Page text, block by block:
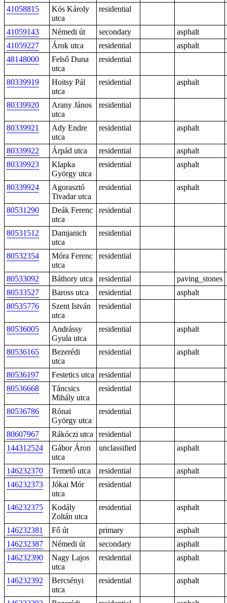
41058815
Kós Károly
utca
residential
41059143 Némedi út secondary
asphalt
41059227
Árok utca residential
asphalt
48148000
Felső Duna
utca
residential
80339919
Hoitsy Pál
utca
residential asphalt
80339920
Arany János
utca
residential
80339921
Ady Endre
utca
residential asphalt
80339922 Árpád utca residential
asphalt
80339923
Klapka
György utca
residential asphalt
80339924
Agorasztó
Tivadar utca
residential asphalt
80531290
Deák Ferenc
utca
residential
80531512
Damjanich
utca
residential
80532354
Móra Ferenc
utca
residential
80533092 Báthory utca residential
paving_stones
80533527
Baross utca residential
asphalt
80535776
Szent István
utca
residential
80536005
Andrássy
Gyula utca
residential asphalt
80536165
Bezerédi
utca
residential asphalt
80536197 Festetics utca residential
80536668
Táncsics
Mihály utca
residential
80536786
Rónai
György utca
residential
80607967 Rákóczi utca
residential
144312524
Gábor Áron
utca
unclassified asphalt
146232370 Temető utca residential
asphalt
146232373
Jókai Mór
utca
residential
146232375
Kodály
Zoltán utca
residential asphalt
146232381 Fő út primary
asphalt
146232387
Némedi út secondary
asphalt
146232390
Nagy Lajos
utca
residential asphalt
146232392
Bercsényi
utca
residential asphalt